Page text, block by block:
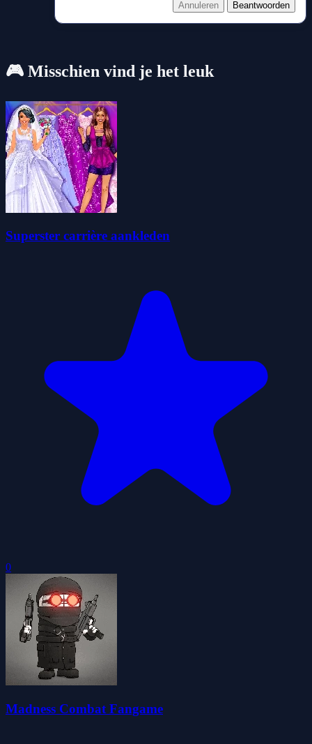
Annuleren Beantwoorden
🎮 Misschien vind je het leuk
Superster carrière aankleden
0
Madness Combat Fangame